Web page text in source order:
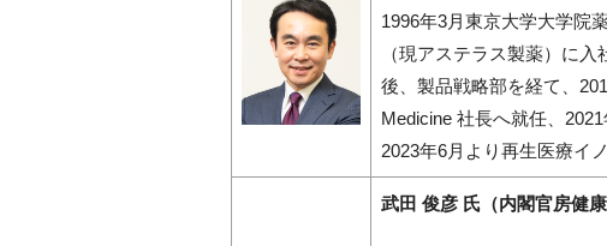
1996年3月東京大学大学院
（現アステラス製薬）に
後、製品戦略部を経て、
Medicine 社長へ就任、
2023年6月より再生医療イ
武田 俊彦 氏（内閣官房健